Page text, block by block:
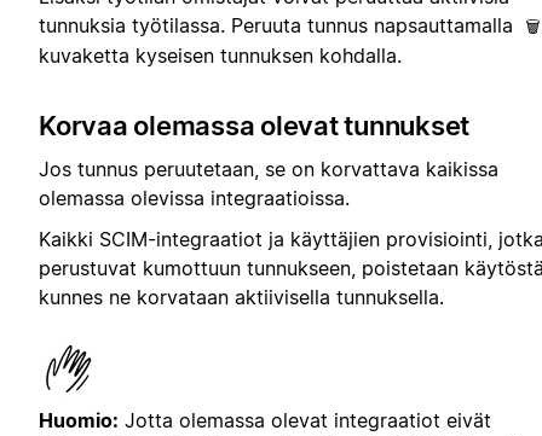
tunnuksia työtilassa. Peruuta tunnus napsauttamalla
🗑
kuvaketta kyseisen tunnuksen kohdalla.
Korvaa olemassa olevat tunnukset
Jos tunnus peruutetaan, se on korvattava kaikissa
olemassa olevissa integraatioissa.
Kaikki SCIM-integraatiot ja käyttäjien provisiointi,
perustuvat kumottuun tunnukseen, poistetaan
kunnes ne korvataan aktiivisella tunnuksella.
Huomio: Jotta olemassa olevat integraatiot eivät